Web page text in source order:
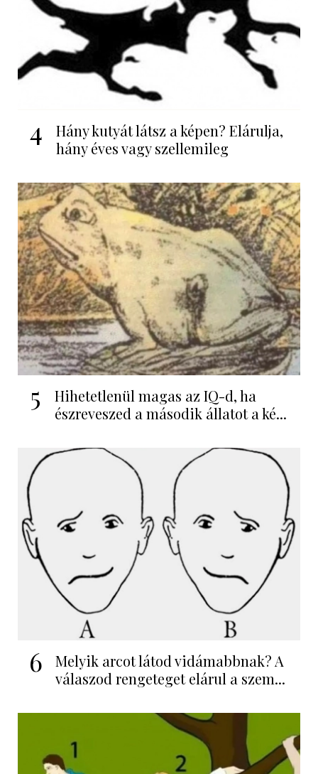
4
Hány kutyát látsz a képen? Elárulja,
hány éves vagy szellemileg
5
Hihetetlenül magas az IQ-d, ha
észreveszed a második állatot a ké...
6
Melyik arcot látod vidámabbnak? A
válaszod rengeteget elárul a szem...